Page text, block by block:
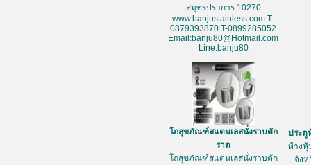
สมุทรปราการ 10270
www.banjustainless.com T-
0879393870 T-0899285052
Email:banju80@Hotmail.com
Line:banju80
โถสุขภัณฑ์สแตนเลสนั่งราบตัก
ราด
โถสุขภัณฑ์สแตนเลสนั่งราบตัก
ประตู
ห้างหุ้
จังห